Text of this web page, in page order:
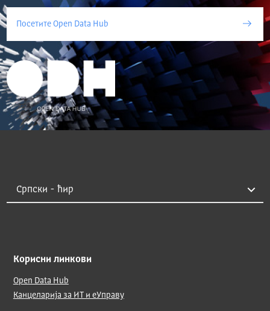
Посетите Open Data Hub
Корисни линкови
Open Data Hub
Канцеларија за ИТ и еУправу